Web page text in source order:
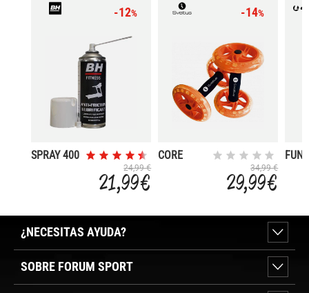
-12%
SPRAY 400
24,99 €
21,99 €
-14%
CORE
34,99 €
29,99 €
¿NECESITAS AYUDA?
SOBRE FORUM SPORT